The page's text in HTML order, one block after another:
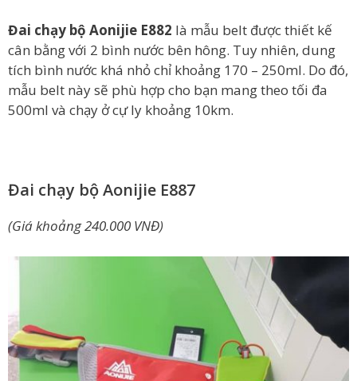
Đai chạy bộ Aonijie E882 là mẫu belt được thiết kế
cân bằng với 2 bình nước bên hông. Tuy nhiên, dung
tích bình nước khá nhỏ chỉ khoảng 170 – 250ml. Do đó,
mẫu belt này sẽ phù hợp cho bạn mang theo tối đa
500ml và chạy ở cự ly khoảng 10km.
Đai chạy bộ Aonijie E887
(Giá khoảng 240.000 VNĐ)